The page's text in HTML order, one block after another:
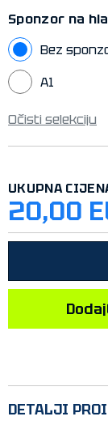
Sponzor na
Bez
A1
Očisti selekciju
UKUPNA
20,00
DETALJI